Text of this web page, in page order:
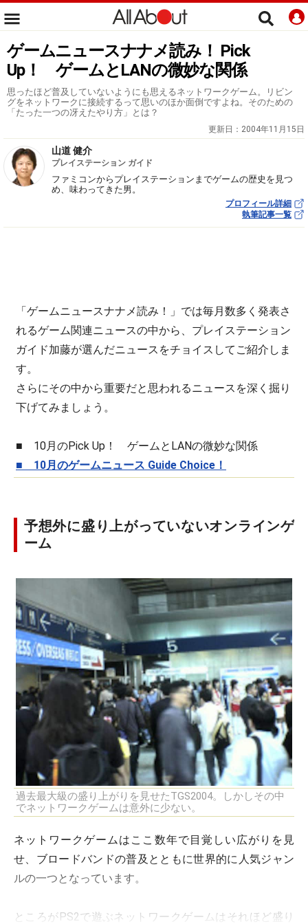
ゲームニュースナナメ読み！ Pick
Up！ ゲームとLANの微妙な関係
思ったほど普及していないようにも思えるネットワークゲーム。リビン
グをネットワークに接続するって思いのほか面倒ですよね。そのための
「たった一つの冴えたやり方」とは？
更新日： 2004年11月15日
山道 健介
プレイステーション ガイド
ファミコンからプレイステーションまでゲームの歴史を見つ
め、味わってきた男。
プロフィール詳細
執筆記事一覧
「ゲームニュースナナメ読み！」では毎月数多く発表さ
れるゲーム関連ニュースの中から、プレイステーション
ガイド加藤が選んだニュースをチョイスしてご紹介しま
す。
さらにその中から重要だと思われるニュースを深く掘り
下げてみましょう。
■ 10月のPick Up！ ゲームとLANの微妙な関係
■ 10月のゲームニュース Guide Choice！
予想外に盛り上がっていないオンラインゲ
ーム
過去最大級の盛り上がりを見せたTGS2004。しかしその中
でネットワークゲームは意外に少ない。
ネットワークゲームはここ数年で目覚しい広がりを見
せ、ブロードバンドの普及とともに世界的に人気ジャン
ルの一つとなっています。
ところがPS2で遊ぶネットワークゲームはそれほど盛り